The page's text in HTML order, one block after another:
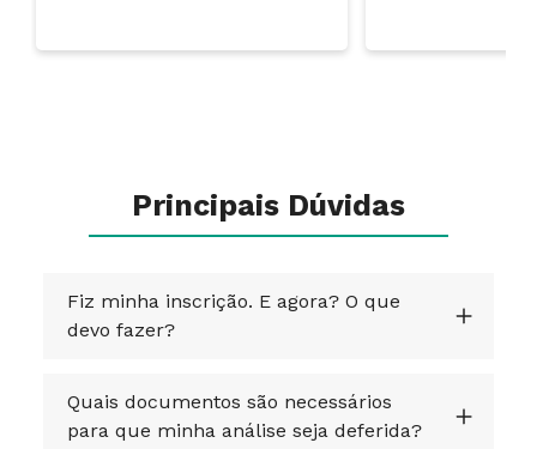
Principais Dúvidas
Fiz minha inscrição. E agora? O que
devo fazer?
Quais documentos são necessários
para que minha análise seja deferida?